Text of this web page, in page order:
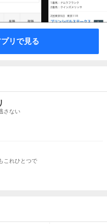
リで見る
さない
これひとつで